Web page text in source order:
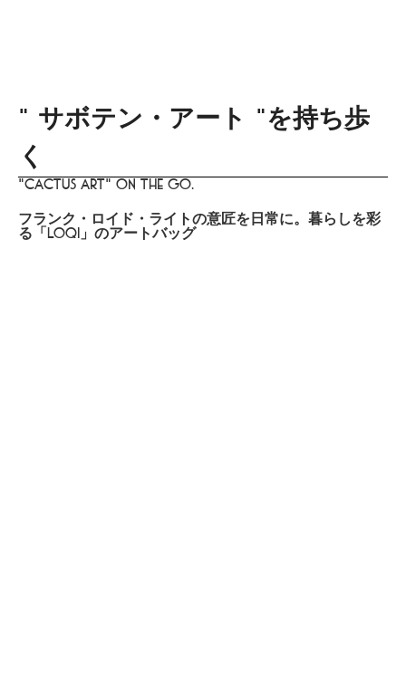
" サボテン・アート "を持ち歩
く
"Cactus Art" on the go.
フランク・ロイド・ライトの意匠を日常に。暮らしを彩
る「LOQI」のアートバッグ